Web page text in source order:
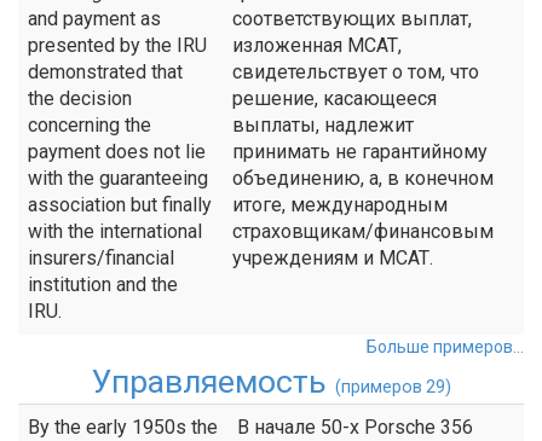
and payment as
presented by the IRU
demonstrated that
the decision
concerning the
payment does not lie
with the guaranteeing
association but finally
with the international
insurers/financial
institution and the
IRU.
соответствующих выплат,
изложенная МСАТ,
свидетельствует о том, что
решение, касающееся
выплаты, надлежит
принимать не гарантийному
объединению, а, в конечном
итоге, международным
страховщикам/финансовым
учреждениям и МСАТ.
Больше примеров...
Управляемость (примеров 29)
By the early 1950s the
В начале 50-х Porsche 356